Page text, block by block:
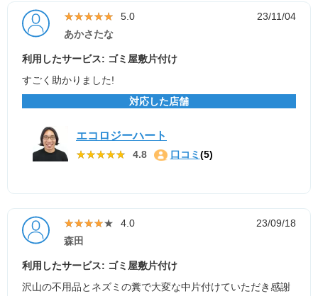
★★★★★
★★★★★ 5.0
23/11/04
あかさたな
利用したサービス: ゴミ屋敷片付け
すごく助かりました!
対応した店舗
エコロジーハート
★★★★★
★★★★★ 4.8 口コミ (5)
★★★★★
★★★★★ 4.0
23/09/18
森田
利用したサービス: ゴミ屋敷片付け
沢山の不用品とネズミの糞で大変な中片付けていただき感謝